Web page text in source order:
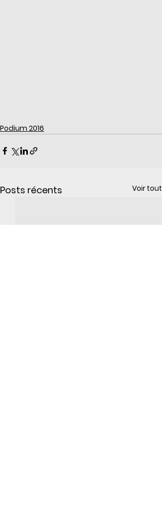
Podium 2016
Posts récents Voir tout